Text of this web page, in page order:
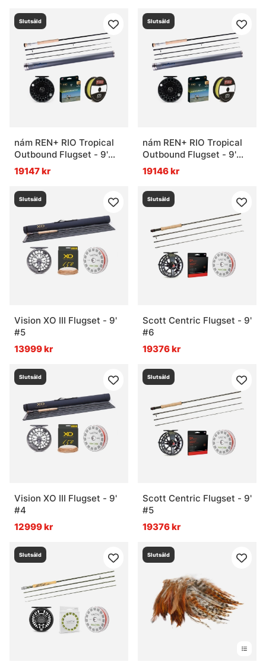
Slutsåld
nám REN+ RIO Tropical
Outbound Flugset - 9'
#12
19147 kr
Slutsåld
nám REN+ RIO Tropical
Outbound Flugset - 9'
#11
19146 kr
Slutsåld
Vision XO III Flugset - 9'
#5
13999 kr
Slutsåld
Scott Centric Flugset - 9'
#6
19376 kr
Slutsåld
Vision XO III Flugset - 9'
#4
12999 kr
Slutsåld
Scott Centric Flugset - 9'
#5
19376 kr
Slutsåld Slutsåld